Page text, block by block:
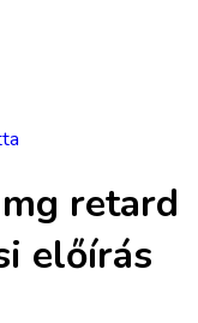
retard
előírás